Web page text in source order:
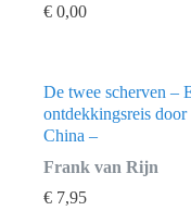
€ 0,00
De twee scherven –
ontdekkingsreis door
China –
Frank van Rijn
€ 7,95